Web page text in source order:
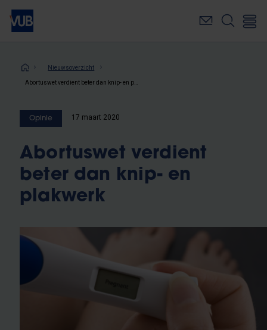
Overslaan
naar
inhoudKruimelpad
Nieuwsoverzicht
Opinie 17 maart 2020
Abortuswet verdient
beter dan knip- en
plakwerk